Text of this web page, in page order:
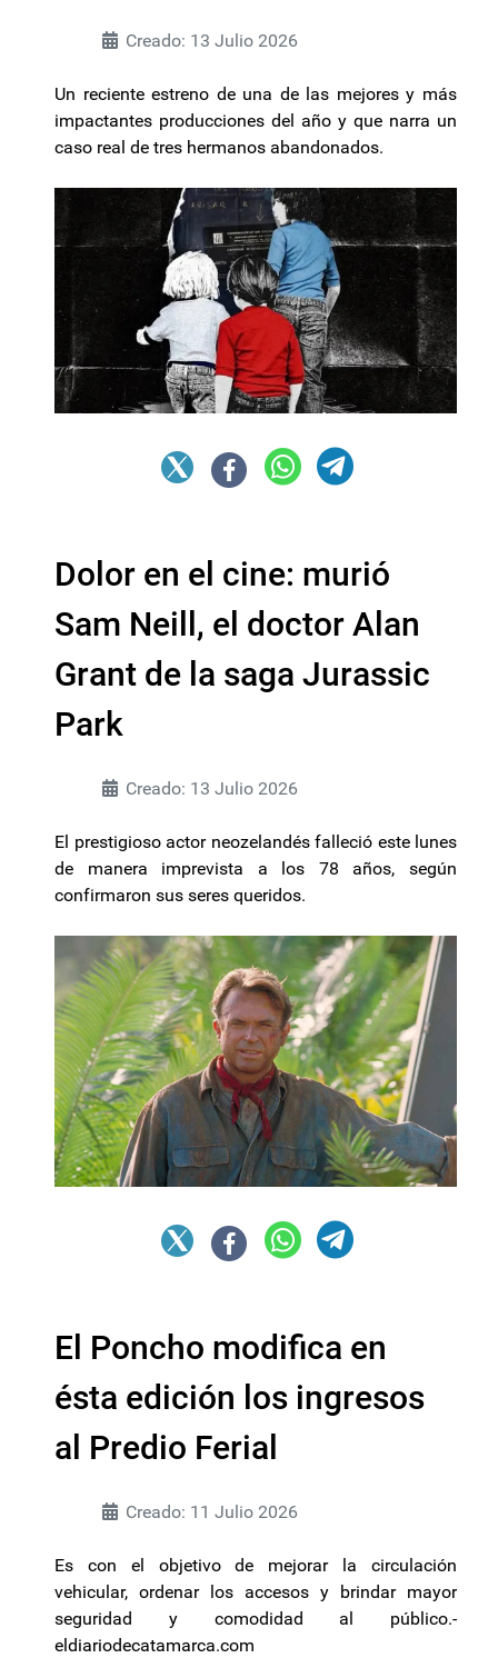
Creado: 13 Julio 2026
Un reciente estreno de una de las mejores y más
impactantes producciones del año y que narra un
caso real de tres hermanos abandonados.
Dolor en el cine: murió
Sam Neill, el doctor Alan
Grant de la saga Jurassic
Park
Creado: 13 Julio 2026
El prestigioso actor neozelandés falleció este lunes
de manera imprevista a los 78 años, según
confirmaron sus seres queridos.
El Poncho modifica en
ésta edición los ingresos
al Predio Ferial
Creado: 11 Julio 2026
Es con el objetivo de mejorar la circulación
vehicular, ordenar los accesos y brindar mayor
seguridad y comodidad al público.-
eldiariodecatamarca.com